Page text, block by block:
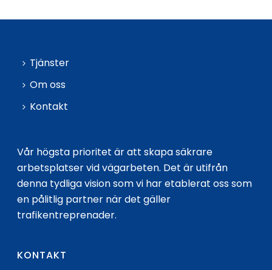
Tjänster
Om oss
Kontakt
Vår högsta prioritet är att skapa säkrare
arbetsplatser vid vägarbeten. Det är utifrån
denna tydliga vision som vi har etablerat oss som
en pålitlig partner när det gäller
trafikentreprenader.
KONTAKT